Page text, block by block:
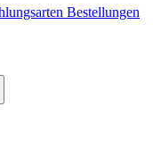
Bestellungen